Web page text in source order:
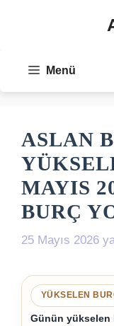
Menü
ASLAN
MAYIS
BURÇ
25 Mayıs 2026
YÜKSELEN
Günün yükselen